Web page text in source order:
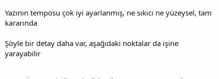
Yazının temposu çok iyi ayarlanmış, ne sıkıcı ne yüzeysel, tam
kararında
Şöyle bir detay daha var, aşağıdaki noktalar da işine
yarayabilir